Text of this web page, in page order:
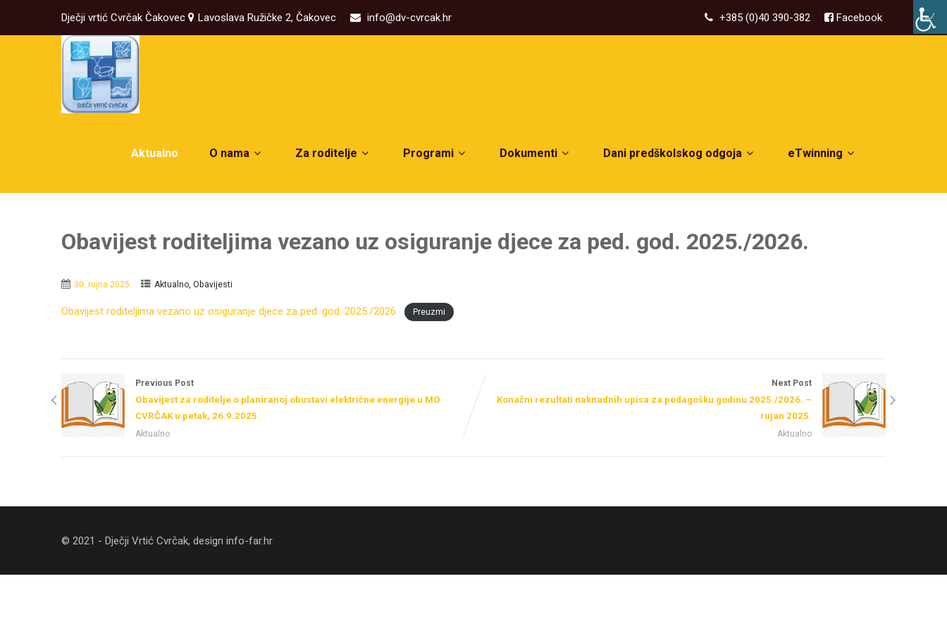
Dječji vrtić Cvrčak Čakovec Lavoslava Ružičke 2, Čakovec info@dv-cvrcak.hr +385 (0)40 390-382 Facebook
Aktualno O nama Za roditelje Programi Dokumenti Dani predškolskog odgoja eTwinning
Obavijest roditeljima vezano uz osiguranje djece za ped. god. 2025./2026.
30. rujna 2025. Aktualno Obavijesti
Obavijest roditeljima vezano uz osiguranje djece za ped. god. 2025./2026. Preuzmi
Previous Post
Obavijest za roditelje o planiranoj obustavi električne energije u MO
CVRČAK u petak, 26.9.2025.
Aktualno
Next Post
Konačni rezultati naknadnih upisa za pedagošku godinu 2025./2026. –
rujan 2025.
Aktualno
© 2021 - Dječji Vrtić Cvrčak, design info-far.hr